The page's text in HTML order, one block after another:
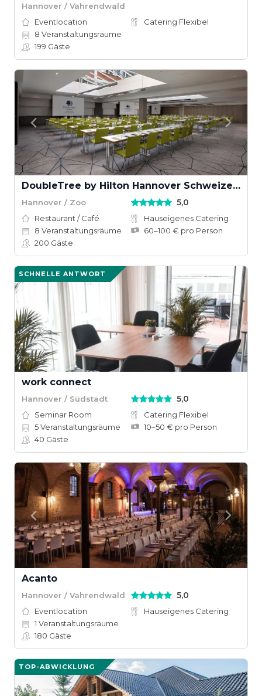
Hannover / Vahrendwald
Eventlocation
Catering Flexibel
8 Veranstaltungsräume
199 Gäste
DoubleTree by Hilton Hannover Schweizerhof
Hannover / Zoo 5,0
Restaurant / Café
Hauseigenes Catering
8 Veranstaltungsräume
60–100 € pro Person
200 Gäste
SCHNELLE ANTWORT
work connect
Hannover / Südstadt 5,0
Seminar Room
Catering Flexibel
5Veranstaltungsräume
10–50 € pro Person
40 Gäste
Acanto
Hannover / Vahrendwald 5,0
Eventlocation
Hauseigenes Catering
1 Veranstaltungsräume
180 Gäste
TOP-ABWICKLUNG